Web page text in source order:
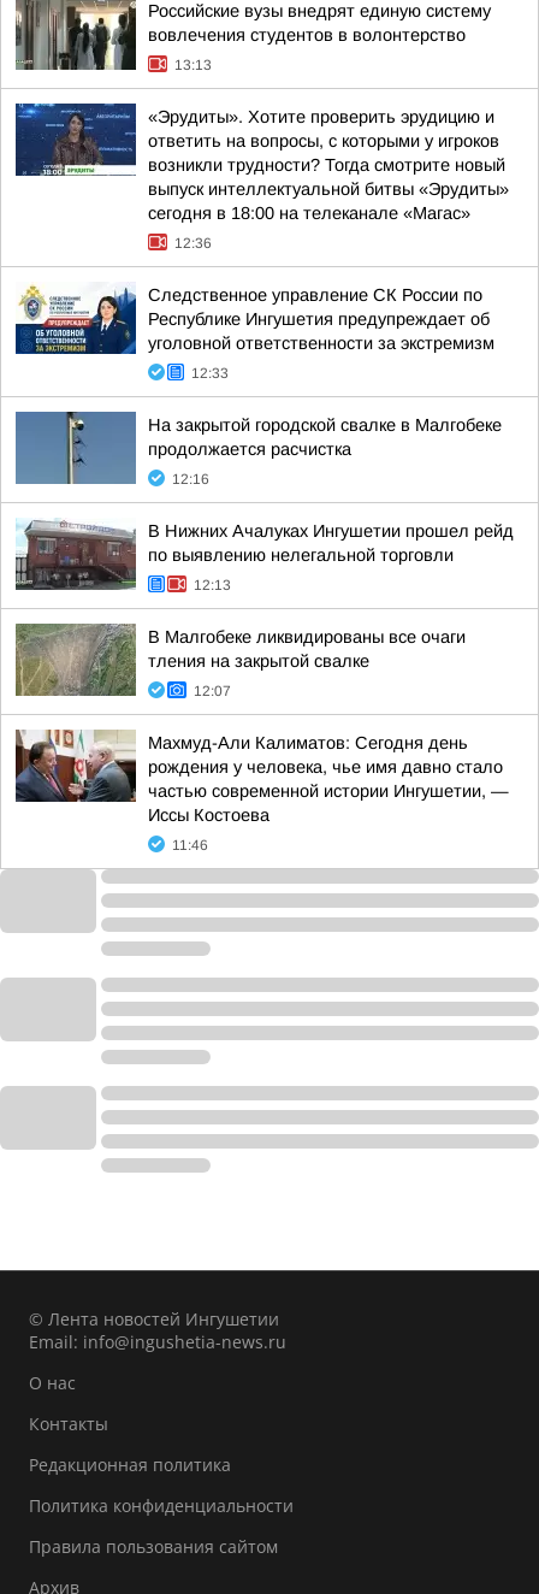
Российские вузы внедрят единую систему
вовлечения студентов в волонтерство
13:13
«Эрудиты». Хотите проверить эрудицию и
ответить на вопросы, с которыми у игроков
возникли трудности? Тогда смотрите новый
выпуск интеллектуальной битвы «Эрудиты»
сегодня в 18:00 на телеканале «Магас»
12:36
Следственное управление СК России по
Республике Ингушетия предупреждает об
уголовной ответственности за экстремизм
12:33
На закрытой городской свалке в Малгобеке
продолжается расчистка
12:16
В Нижних Ачалуках Ингушетии прошел рейд
по выявлению нелегальной торговли
12:13
В Малгобеке ликвидированы все очаги
тления на закрытой свалке
12:07
Махмуд-Али Калиматов: Сегодня день
рождения у человека, чье имя давно стало
частью современной истории Ингушетии, —
Иссы Костоева
11:46
© Лента новостей Ингушетии
Email: info@ingushetia-news.ru
О нас
Контакты
Редакционная политика
Политика конфиденциальности
Правила пользования сайтом
Архив